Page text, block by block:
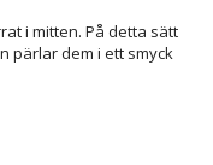
i mitten. På detta sätt
pärlar dem i ett smyck